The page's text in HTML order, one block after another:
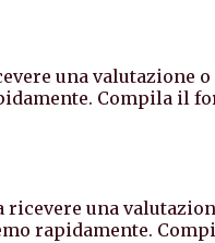
una valutazione
Compila il
ricevere una
rapidamente.